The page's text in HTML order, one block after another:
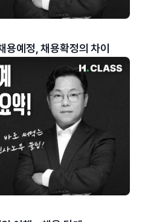
예정, 채용확정의 차이